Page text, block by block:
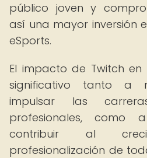
público joven y
así una mayor inversión
eSports.
El impacto de Twitch
significativo tanto a
impulsar las
profesionales, como
contribuir al
profesionalización de